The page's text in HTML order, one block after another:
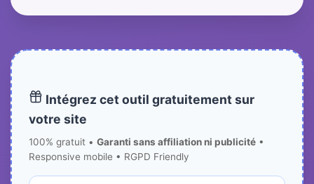
Intégrez cet outil gratuitement sur
votre site
100% gratuit • Garanti sans affiliation ni publicité •
Responsive mobile • RGPD Friendly